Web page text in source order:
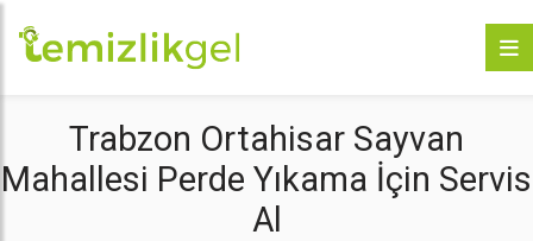
Trabzon Ortahisar Sayvan
Mahallesi Perde Yıkama İçin Servis
Al